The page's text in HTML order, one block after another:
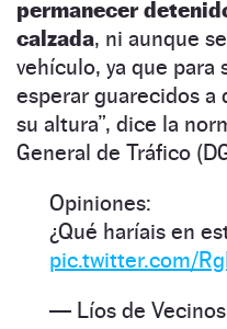
permanecer
calzada, ni aunque
vehículo, ya que para
esperar guarecidos a
su altura”, dice la
General de Tráfico
Opiniones:
¿Qué haríais en
pic.twitter.com/
— Líos de Vecinos